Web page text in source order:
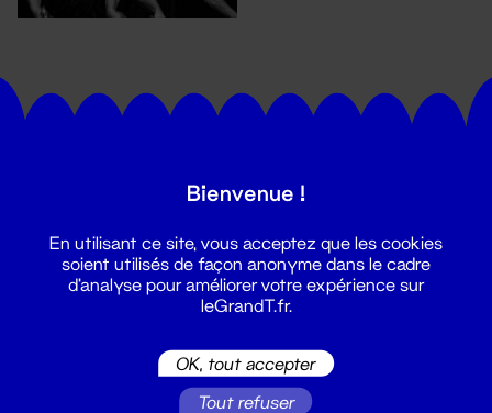
Grand T :
Bienvenue !
En utilisant ce site, vous acceptez que les cookies
soient utilisés de façon anonyme dans le cadre
d'analyse pour améliorer votre expérience sur
leGrandT.fr.
OK, tout accepter
Tout refuser